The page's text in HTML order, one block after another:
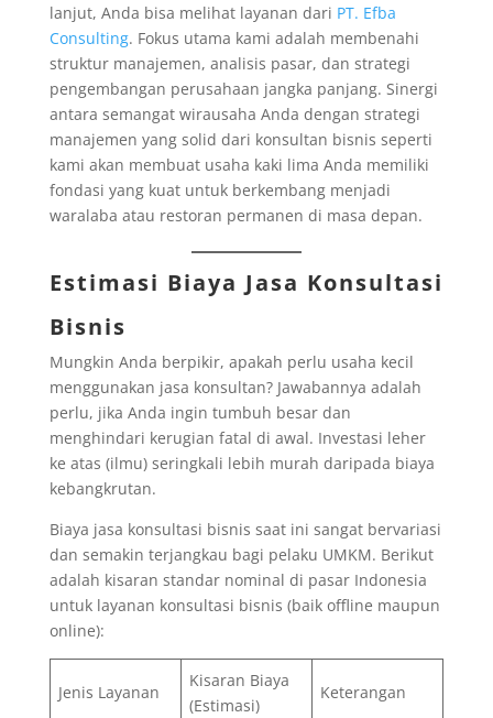
lanjut, Anda bisa melihat layanan dari PT. Efba
Consulting. Fokus utama kami adalah membenahi
struktur manajemen, analisis pasar, dan strategi
pengembangan perusahaan jangka panjang. Sinergi
antara semangat wirausaha Anda dengan strategi
manajemen yang solid dari konsultan bisnis seperti
kami akan membuat usaha kaki lima Anda memiliki
fondasi yang kuat untuk berkembang menjadi
waralaba atau restoran permanen di masa depan.
Estimasi Biaya Jasa Konsultasi
Bisnis
Mungkin Anda berpikir, apakah perlu usaha kecil
menggunakan jasa konsultan? Jawabannya adalah
perlu, jika Anda ingin tumbuh besar dan
menghindari kerugian fatal di awal. Investasi leher
ke atas (ilmu) seringkali lebih murah daripada biaya
kebangkrutan.
Biaya jasa konsultasi bisnis saat ini sangat bervariasi
dan semakin terjangkau bagi pelaku UMKM. Berikut
adalah kisaran standar nominal di pasar Indonesia
untuk layanan konsultasi bisnis (baik offline maupun
online):
Jenis Layanan
Kisaran Biaya
(Estimasi)
Keterangan